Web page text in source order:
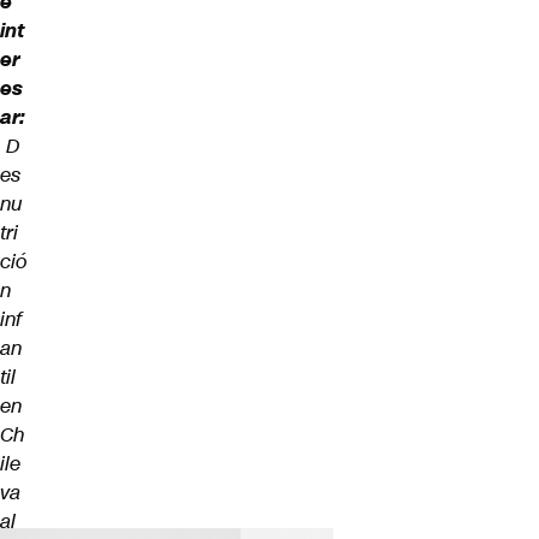
int
er
es
ar:
D
es
nu
tri
ció
n
inf
an
til
en
Ch
ile
va
al